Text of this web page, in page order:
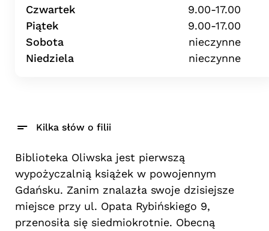
Czwartek
9.00-17.00
Piątek
9.00-17.00
Sobota
nieczynne
Niedziela
nieczynne
Kilka słów o filii
Biblioteka Oliwska jest pierwszą
wypożyczalnią książek w powojennym
Gdańsku. Zanim znalazła swoje dzisiejsze
miejsce przy ul. Opata Rybińskiego 9,
przenosiła się siedmiokrotnie. Obecną